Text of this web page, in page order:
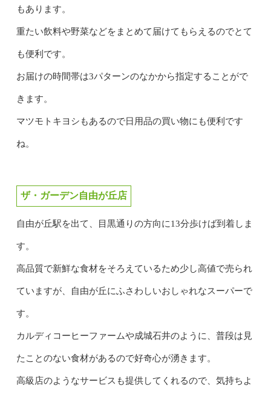
もあります。
重たい飲料や野菜などをまとめて届けてもらえるのでとて
も便利です。
お届けの時間帯は3パターンのなかから指定することがで
きます。
マツモトキヨシもあるので日用品の買い物にも便利です
ね。
ザ・ガーデン自由が丘店
自由が丘駅を出て、目黒通りの方向に13分歩けば到着しま
す。
高品質で新鮮な食材をそろえているため少し高値で売られ
ていますが、自由が丘にふさわしいおしゃれなスーパーで
す。
カルディコーヒーファームや成城石井のように、普段は見
たことのない食材があるので好奇心が湧きます。
高級店のようなサービスも提供してくれるので、気持ちよ